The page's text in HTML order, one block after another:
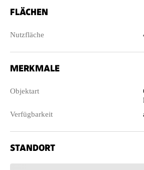
FLÄCHEN
Nutzfläche
MERKMALE
Objektart
Verfügbarkeit
STANDORT